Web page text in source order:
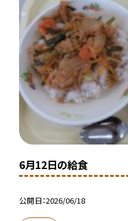
6月12日の給食
公開日 2026/06/18